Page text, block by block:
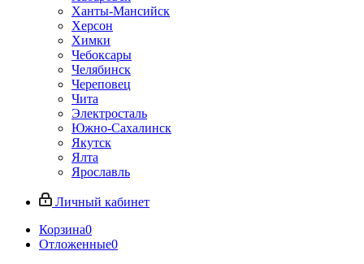
Ханты-Мансийск
Херсон
Химки
Чебоксары
Челябинск
Череповец
Чита
Электросталь
Южно-Сахалинск
Якутск
Ялта
Ярославль
Личный кабинет
Корзина0
Отложенные0